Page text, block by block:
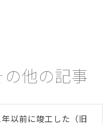
の他の記事
以前に竣工した（旧